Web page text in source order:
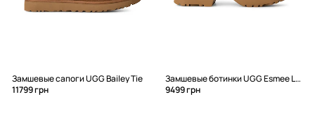
Замшевые сапоги UGG Bailey Tie
11799 грн
Замшевые ботинки UGG Esmee Lace Up
9499 грн